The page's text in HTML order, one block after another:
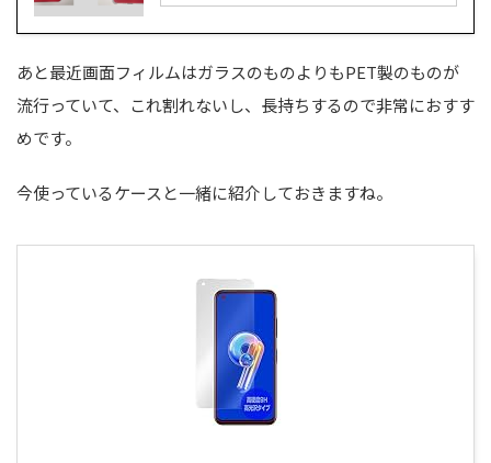
あと最近画面フィルムはガラスのものよりもPET製のものが
流行っていて、これ割れないし、長持ちするので非常におすす
めです。
今使っているケースと一緒に紹介しておきますね。